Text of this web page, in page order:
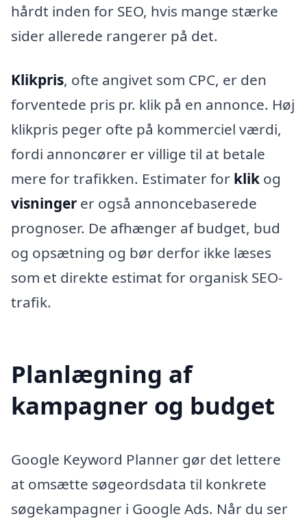
hårdt inden for SEO, hvis mange stærke
sider allerede rangerer på det.
Klikpris, ofte angivet som CPC, er den
forventede pris pr. klik på en annonce. Høj
klikpris peger ofte på kommerciel værdi,
fordi annoncører er villige til at betale
mere for trafikken. Estimater for klik og
visninger er også annoncebaserede
prognoser. De afhænger af budget, bud
og opsætning og bør derfor ikke læses
som et direkte estimat for organisk SEO-
trafik.
Planlægning af
kampagner og budget
Google Keyword Planner gør det lettere
at omsætte søgeordsdata til konkrete
søgekampagner i Google Ads. Når du ser